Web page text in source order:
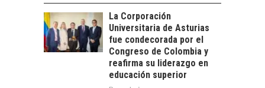
La transformación
estratégica de los
recursos humanos en
las empresas…
FINANCIAMIENTO
PARA PYMES EN
CHILE:
ALTERNATIVAS MÁS
ALLÁ DEL CRÉDITO
La Corporación
Universitaria de Asturias
fue condecorada por el
Congreso de Colombia y
reafirma su liderazgo en
educación superior